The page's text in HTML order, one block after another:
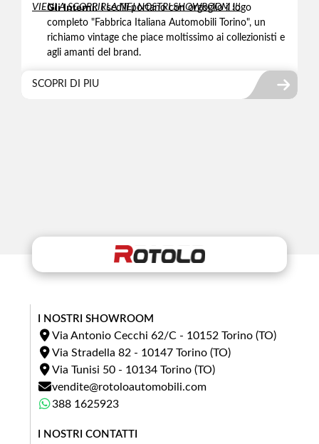
Gli Interni:I sedili portano con orgoglio il logo
completo "Fabbrica Italiana Automobili Torino", un
richiamo vintage che piace moltissimo ai collezionisti e
agli amanti del brand.
VIENI A SCOPRIRLA NEI NOSTRI SHOWROOM !!!
SCOPRI DI PIU
I NOSTRI SHOWROOM
Via Antonio Cecchi 62/C - 10152 Torino (TO)
Via Stradella 82 - 10147 Torino (TO)
Via Tunisi 50 - 10134 Torino (TO)
vendite@rotoloautomobili.com
388 1625923
I NOSTRI CONTATTI